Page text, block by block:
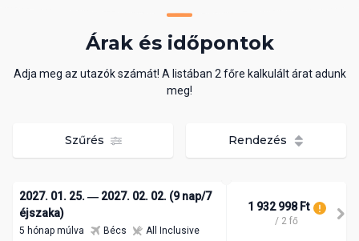
Árak és időpontok
Adja meg az utazók számát! A listában 2 főre kalkulált árat adunk
meg!
Szűrés Rendezés
2027. 01. 25. ― 2027. 02. 02. (9 nap/7
éjszaka)
5 hónap múlva Bécs All Inclusive
1 932 998 Ft
/ 2 fő